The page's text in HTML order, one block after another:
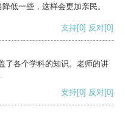
低一些，这样会更加亲民。
支持[0] 反对[0]
了各个学科的知识。老师的讲
支持[0] 反对[0]